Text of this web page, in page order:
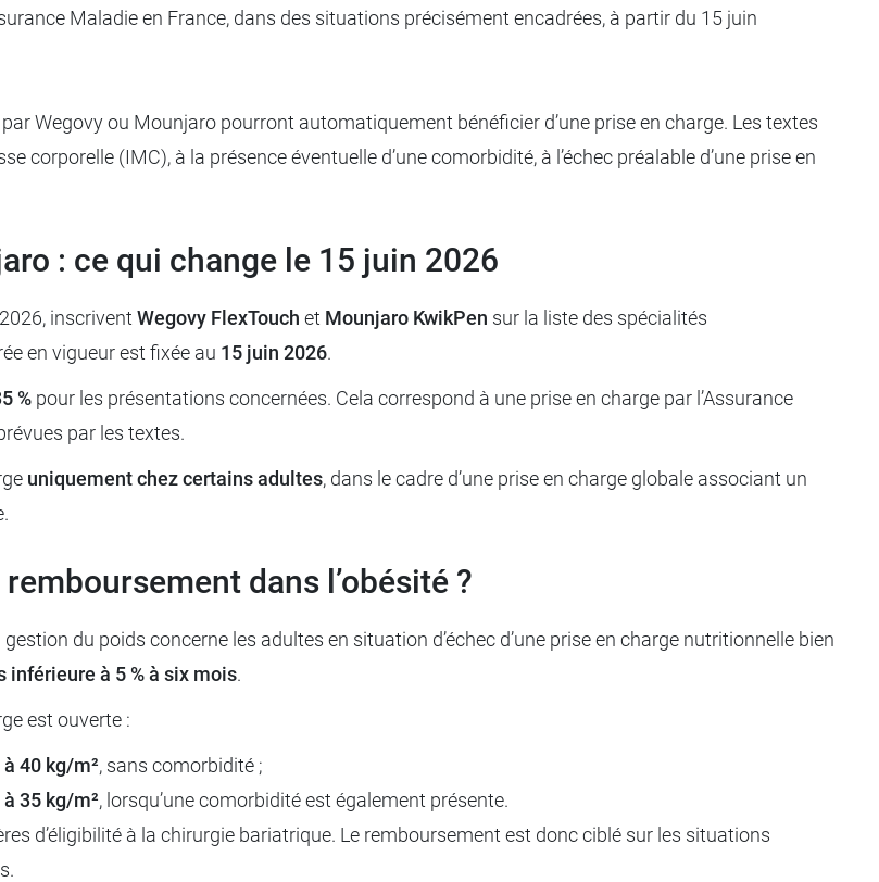
Maladie en France, dans des situations précisément encadrées, à partir du 15 juin
Wegovy ou Mounjaro pourront automatiquement bénéficier d’une prise en charge. Les textes
corporelle (IMC), à la présence éventuelle d’une comorbidité, à l’échec préalable d’une prise en
: ce qui change le 15 juin 2026
inscrivent Wegovy FlexTouch et Mounjaro KwikPen sur la liste des spécialités
en vigueur est fixée au 15 juin 2026.
% pour les présentations concernées. Cela correspond à une prise en charge par l’Assurance
par les textes.
uniquement chez certains adultes, dans le cadre d’une prise en charge globale associant un
dans l’obésité ?
du poids concerne les adultes en situation d’échec d’une prise en charge nutritionnelle bien
inférieure à 5 % à six mois.
est ouverte :
40 kg/m², sans comorbidité ;
35 kg/m², lorsqu’une comorbidité est également présente.
d’éligibilité à la chirurgie bariatrique. Le remboursement est donc ciblé sur les situations